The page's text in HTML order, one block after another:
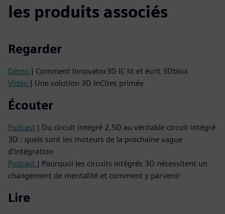
les produits associés
Regarder
Démo | Comment Innovator3D IC lit et écrit 3Dblox
Vidéo | Une solution 3D InCites primée
Écouter
Podcast | Du circuit intégré 2,5D au véritable circuit intégré
3D : quels sont les moteurs de la prochaine vague
d'intégration
Podcast | Pourquoi les circuits intégrés 3D nécessitent un
changement de mentalité et comment y parvenir
Lire